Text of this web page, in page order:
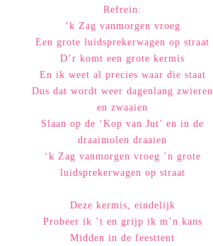
Refrein:
‘k Zag vanmorgen vroeg
Een grote luidsprekerwagen op straat
D’r komt een grote kermis
En ik weet al precies waar die staat
Dus dat wordt weer dagenlang zwieren
en zwaaien
Slaan op de ‘Kop van Jut’ en in de
draaimolen draaien
‘k Zag vanmorgen vroeg ’n grote
luidsprekerwagen op straat
Deze kermis, eindelijk
Probeer ik ’t en grijp ik m’n kans
Midden in de feesttent